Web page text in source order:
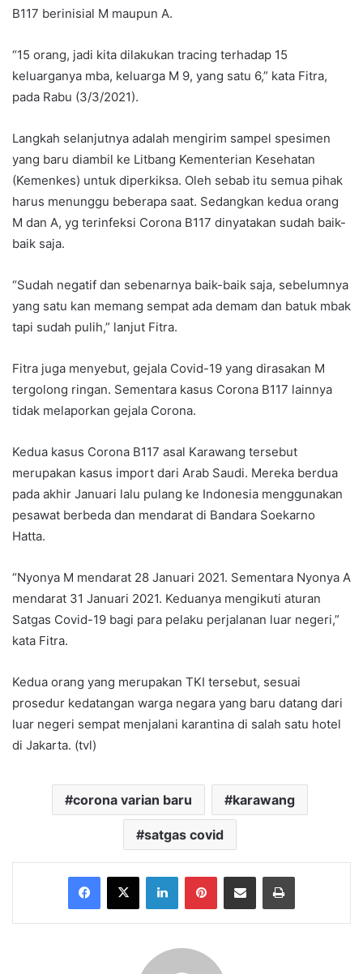
B117 berinisial M maupun A.
“15 orang, jadi kita dilakukan tracing terhadap 15
keluarganya mba, keluarga M 9, yang satu 6,” kata Fitra,
pada Rabu (3/3/2021).
Langkah selanjutnya adalah mengirim sampel spesimen
yang baru diambil ke Litbang Kementerian Kesehatan
(Kemenkes) untuk diperkiksa. Oleh sebab itu semua pihak
harus menunggu beberapa saat. Sedangkan kedua orang
M dan A, yg terinfeksi Corona B117 dinyatakan sudah baik-
baik saja.
“Sudah negatif dan sebenarnya baik-baik saja, sebelumnya
yang satu kan memang sempat ada demam dan batuk mbak
tapi sudah pulih,” lanjut Fitra.
Fitra juga menyebut, gejala Covid-19 yang dirasakan M
tergolong ringan. Sementara kasus Corona B117 lainnya
tidak melaporkan gejala Corona.
Kedua kasus Corona B117 asal Karawang tersebut
merupakan kasus import dari Arab Saudi. Mereka berdua
pada akhir Januari lalu pulang ke Indonesia menggunakan
pesawat berbeda dan mendarat di Bandara Soekarno
Hatta.
“Nyonya M mendarat 28 Januari 2021. Sementara Nyonya A
mendarat 31 Januari 2021. Keduanya mengikuti aturan
Satgas Covid-19 bagi para pelaku perjalanan luar negeri,”
kata Fitra.
Kedua orang yang merupakan TKI tersebut, sesuai
prosedur kedatangan warga negara yang baru datang dari
luar negeri sempat menjalani karantina di salah satu hotel
di Jakarta. (tvl)
corona varian baru karawang
satgas covid
Facebook
X LinkedInPinterestShare via Email Print